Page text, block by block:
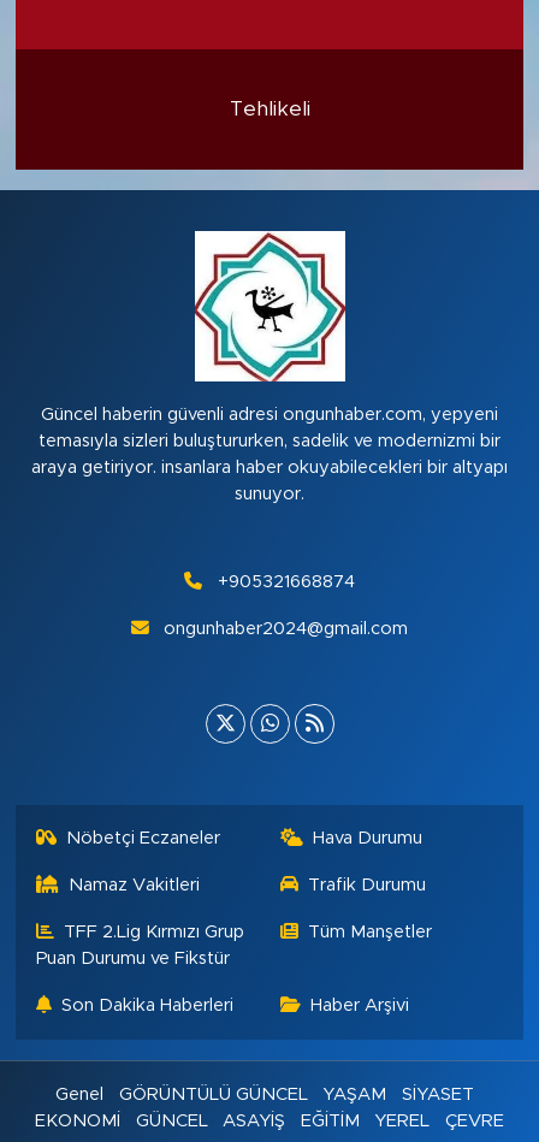
Tehlikeli
Güncel haberin güvenli adresi ongunhaber.com, yepyeni
temasıyla sizleri buluştururken, sadelik ve modernizmi bir
araya getiriyor. insanlara haber okuyabilecekleri bir altyapı
sunuyor.
+905321668874
ongunhaber2024@gmail.com
Nöbetçi Eczaneler Hava Durumu
Namaz Vakitleri Trafik Durumu
TFF 2.Lig Kırmızı Grup
Puan Durumu ve Fikstür
Tüm Manşetler
Son Dakika Haberleri Haber Arşivi
Genel GÖRÜNTÜLÜ GÜNCEL YAŞAM
SİYASET
EKONOMİ
GÜNCEL ASAYİŞ EĞİTİM YEREL ÇEVRE